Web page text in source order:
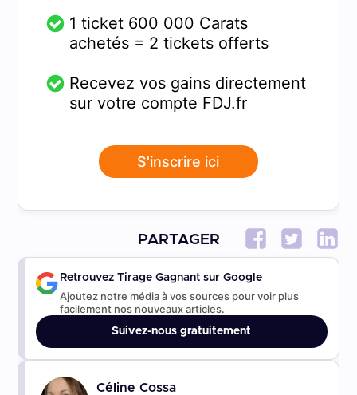
1 ticket 600 000 Carats
achetés = 2 tickets offerts
Recevez vos gains directement
sur votre compte FDJ.fr
S'inscrire ici
PARTAGER
Retrouvez Tirage Gagnant sur Google
Ajoutez notre média à vos sources pour voir plus
facilement nos nouveaux articles.
Suivez-nous gratuitement
Céline Cossa